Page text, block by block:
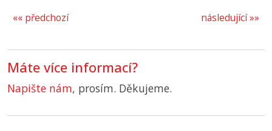
následující »»
«« předchozí
Máte více informací?
Napište nám, prosím. Děkujeme.